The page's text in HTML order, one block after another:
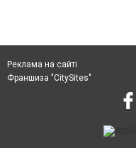
Реклама на сайті
Франшиза "CitySites"